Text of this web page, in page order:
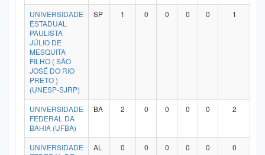
UNIVERSIDADE
ESTADUAL
PAULISTA
JÚLIO DE
MESQUITA
FILHO ( SÃO
JOSÉ DO RIO
PRETO )
(UNESP-SJRP)
SP 1 0 0 0 0 1
UNIVERSIDADE
FEDERAL DA
BAHIA (UFBA)
BA 2 0 0 0 0 2
UNIVERSIDADE
AL 0 0 0 0 0 0